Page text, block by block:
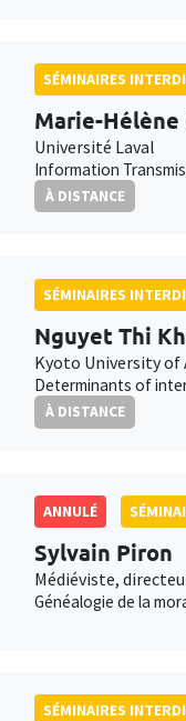
SÉMINAIRES
Marie-Hélène
Université Laval
Information
À DISTANCE
SÉMINAIRES
Nguyet Thi
Kyoto University of
Determinants of
À DISTANCE
ANNULÉ
Sylvain Piron
Médiéviste,
Généalogie de la
SÉMINAIRES